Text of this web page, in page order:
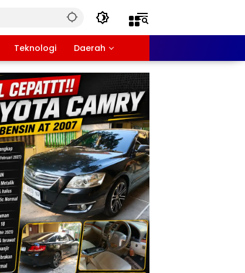
Teknologi Daerah